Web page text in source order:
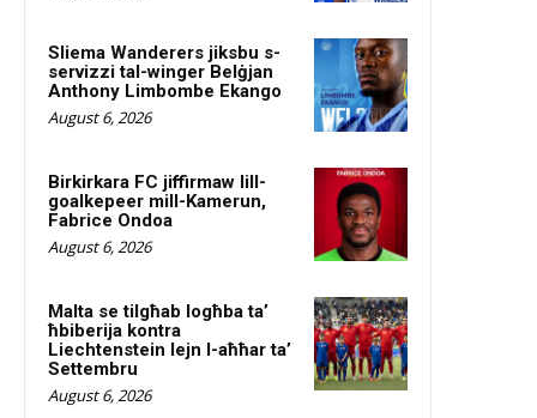
Sliema Wanderers jiksbu s-
servizzi tal-winger Belġjan
Anthony Limbombe Ekango
August 6, 2026
Birkirkara FC jiffirmaw lill-
goalkepeer mill-Kamerun,
Fabrice Ondoa
August 6, 2026
Malta se tilgħab logħba ta’
ħbiberija kontra
Liechtenstein lejn l-aħħar ta’
Settembru
August 6, 2026